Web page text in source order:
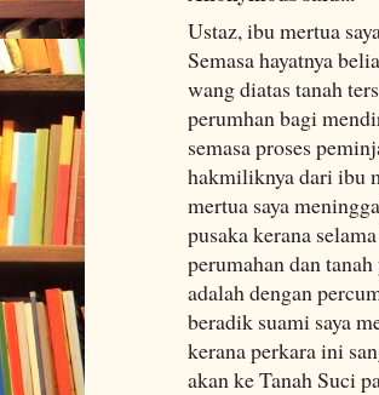
Ustaz, ibu mertua
Semasa hayatnya
wang diatas tanah
perumhan bagi
semasa proses
hakmiliknya dari ibu
mertua saya
pusaka kerana
perumahan dan
adalah dengan
beradik suami saya
kerana perkara ini
akan ke Tanah Suci